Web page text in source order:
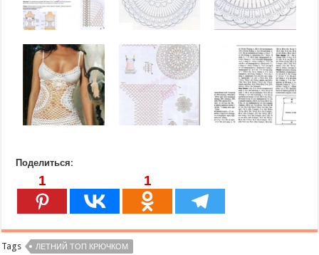
Поделиться:
1 1
Tags ЛЕТНИЙ ТОП КРЮЧКОМ